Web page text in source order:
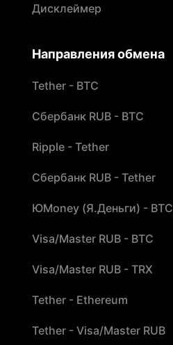
Дисклеймер
Направления обмена
Tether - BTC
Сбербанк RUB - BTC
Ripple - Tether
Сбербанк RUB - Tether
ЮMoney (Я.Деньги) - BTC
Visa/Master RUB - BTC
Visa/Master RUB - TRX
Tether - Ethereum
Tether - Visa/Master RUB